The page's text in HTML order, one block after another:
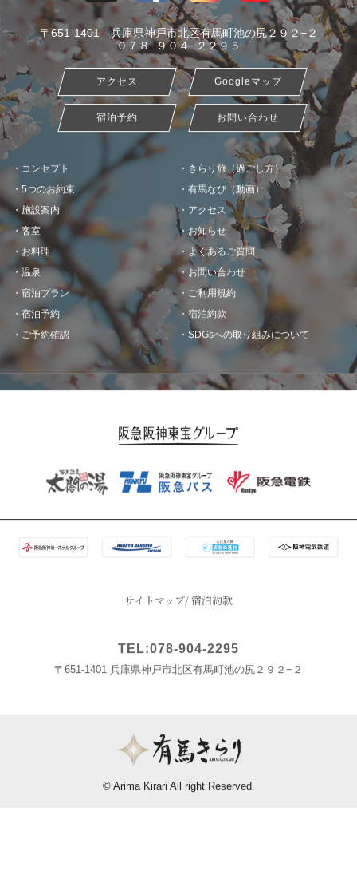
〒651-1401 兵庫県神戸市北区有馬町池の尻２９２−２
０７８−９０４−２２９５
客室
温泉
きらり旅（過ごし方）
有馬なび（動画）
アクセス
お知らせ
宿泊プラン
宿泊予約
ご予約確認
よくあるご質問
お問い合わせ
ご利用規約
SDGsへの取り組みについて
サイトマップ 宿泊約款
TEL:078-904-2295
〒651-1401 兵庫県神戸市北区有馬町池の尻２９２−２
© Arima Kirari All right Reserved.